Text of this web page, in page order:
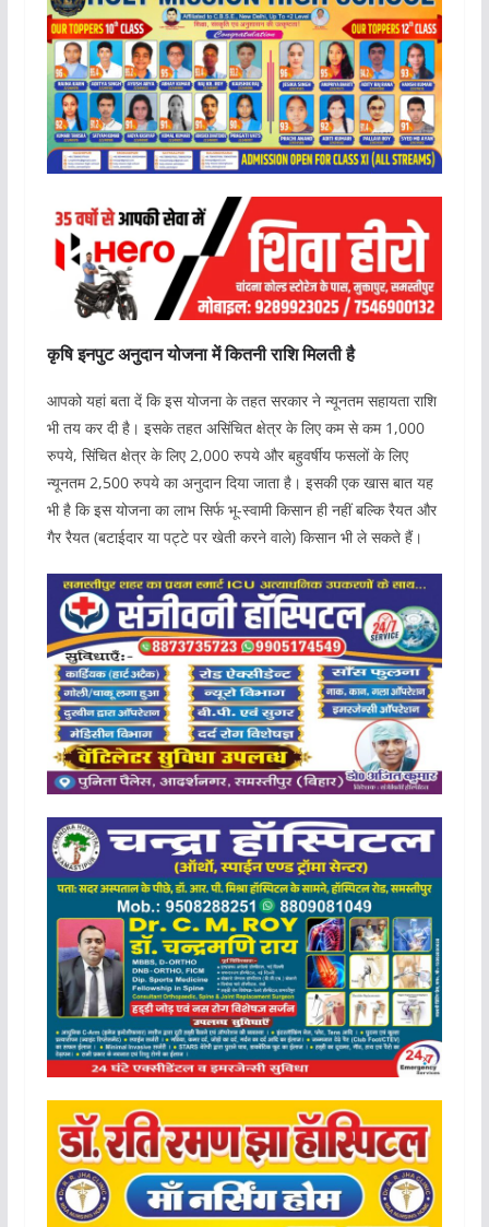
कृषि इनपुट अनुदान योजना में कितनी राशि मिलती है
आपको यहां बता दें कि इस योजना के तहत सरकार ने न्यूनतम सहायता राशि
भी तय कर दी है। इसके तहत असिंचित क्षेत्र के लिए कम से कम 1,000
रुपये, सिंचित क्षेत्र के लिए 2,000 रुपये और बहुवर्षीय फसलों के लिए
न्यूनतम 2,500 रुपये का अनुदान दिया जाता है। इसकी एक खास बात यह
भी है कि इस योजना का लाभ सिर्फ भू-स्वामी किसान ही नहीं बल्कि रैयत और
गैर रैयत (बटाईदार या पट्टे पर खेती करने वाले) किसान भी ले सकते हैं।